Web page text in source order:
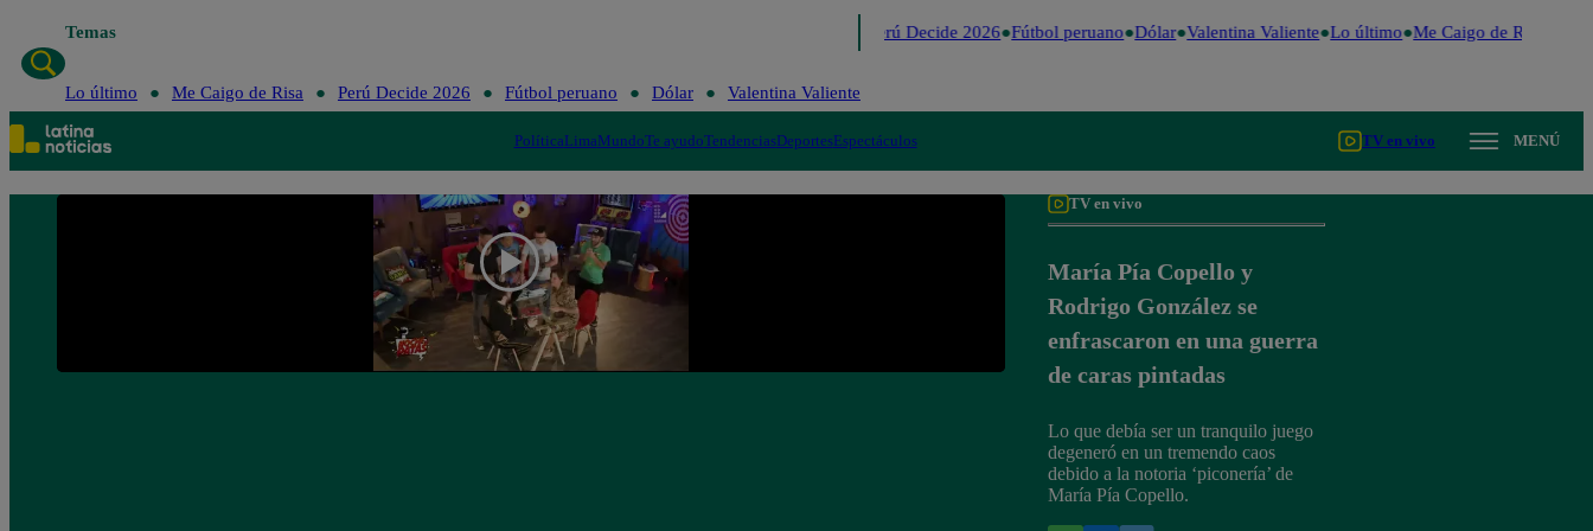
Temas Perú Decide 2026 Fútbol peruano Dólar Valentina Valiente Lo último Me Caigo de Risa
Lo último Me Caigo de Risa Perú Decide 2026 Fútbol peruano Dólar Valentina Valiente
PolíticaLimaMundoTe ayudoTendenciasDeportesEspectáculos TV en vivo MENÚ
TV en vivo
María Pía Copello y
Rodrigo González se
enfrascaron en una guerra
de caras pintadas
Lo que debía ser un tranquilo juego
degeneró en un tremendo caos
debido a la notoria ‘piconería’ de
María Pía Copello.